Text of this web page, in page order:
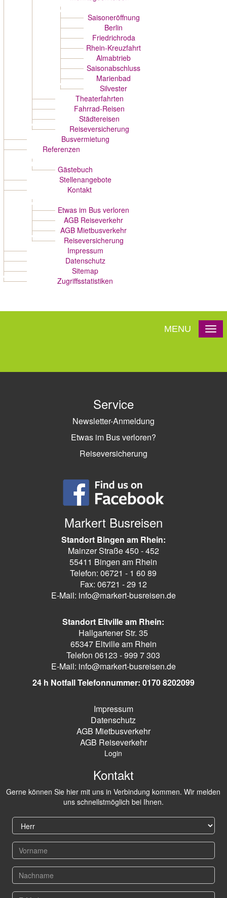
Saisoneröffnung
Berlin
Friedrichroda
Rhein-Kreuzfahrt
Almabtrieb
Saisonabschluss
Marienbad
Silvester
Theaterfahrten
Fahrrad-Reisen
Städtereisen
Reiseversicherung
Busvermietung
Referenzen
Gästebuch
Stellenangebote
Kontakt
Etwas im Bus verloren
AGB Reiseverkehr
AGB Mietbusverkehr
Reiseversicherung
Impressum
Datenschutz
Sitemap
Zugriffsstatistiken
MENU
Service
Newsletter-Anmeldung
Etwas im Bus verloren?
Reiseversicherung
Markert Busreisen
Standort Bingen am Rhein:
Mainzer Straße 450 - 452
55411 Bingen am Rhein
Telefon: 06721 - 1 60 89
Fax: 06721 - 29 12
E-Mail: info@markert-busreisen.de
Standort Eltville am Rhein:
Hallgartener Str. 35
65347 Eltville am Rhein
Telefon 06123 - 999 7 303
E-Mail: info@markert-busreisen.de
24 h Notfall Telefonnummer: 0170 8202099
Impressum
Datenschutz
AGB Mietbusverkehr
AGB Reiseverkehr
Login
Kontakt
Gerne können Sie hier mit uns in Verbindung kommen. Wir melden
uns schnellstmöglich bei Ihnen.